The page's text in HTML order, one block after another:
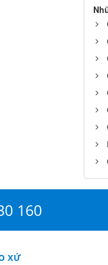
160
XỨ